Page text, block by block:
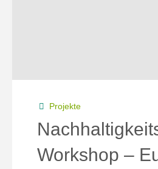
Projekte
Workshop –